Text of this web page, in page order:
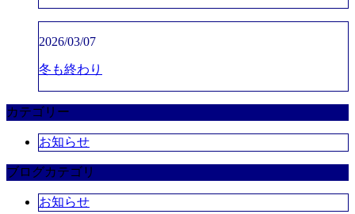
2026/03/07
冬も終わり
カテゴリー
お知らせ
ブログカテゴリ
お知らせ